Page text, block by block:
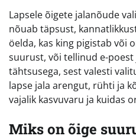
Lapsele õigete jalanõude
nõuab täpsust,
öelda, kas king pigistab või
suurust, või tellinud e-
tähtsusega, sest valesti
lapse jala arengut, rühti ja
vajalik kasvuvaru ja kuidas
Miks on õige